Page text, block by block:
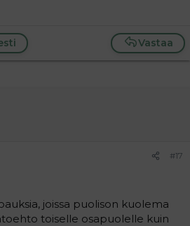
Vastaa
#17
joissa puolison kuolema
toiselle osapuolelle kuin